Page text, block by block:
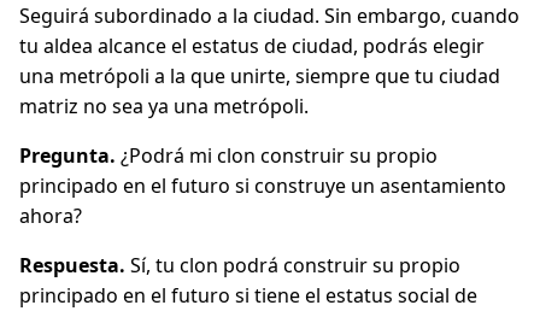
Seguirá subordinado a la ciudad. Sin embargo, cuando
tu aldea alcance el estatus de ciudad, podrás elegir
una metrópoli a la que unirte, siempre que tu ciudad
matriz no sea ya una metrópoli.
Pregunta. ¿Podrá mi clon construir su propio
principado en el futuro si construye un asentamiento
ahora?
Respuesta. Sí, tu clon podrá construir su propio
principado en el futuro si tiene el estatus social de